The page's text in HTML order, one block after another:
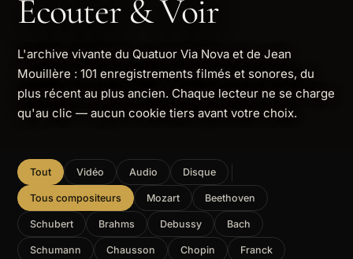
Écouter & Voir
L'archive vivante du Quatuor Via Nova et de Jean
Mouillère : 101 enregistrements filmés et sonores, du
plus récent au plus ancien. Chaque lecteur ne se charge
qu'au clic — aucun cookie tiers avant votre choix.
Tout Vidéo Audio Disque
Tous compositeurs Mozart Beethoven
Schubert Brahms Debussy Bach
Schumann Chausson Chopin Franck